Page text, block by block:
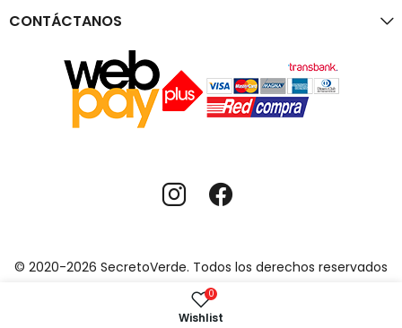
0
Wishlist
CONTÁCTANOS
© 2020-2026 SecretoVerde. Todos los derechos reservados